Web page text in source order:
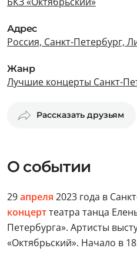
Адрес
Россия, Санкт-Петербург,
Жанр
Лучшие концерты Санкт-
Рассказать друзьям
О событии
29апреля 2023 года в
концерттеатра танца
Петербурга». Артисты
«Октябрьский». Начало в